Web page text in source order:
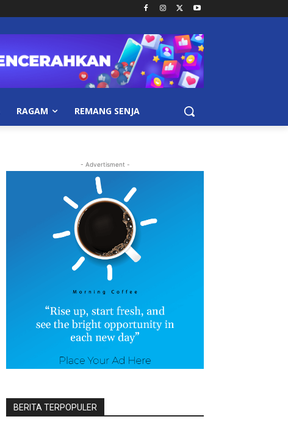
RAGAM REMANG SENJA
- Advertisment -
BERITA TERPOPULER